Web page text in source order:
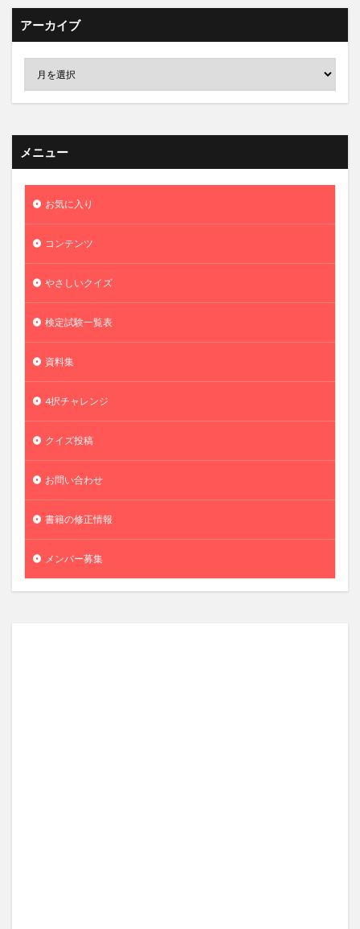
アーカイブ
メニュー
お気に入り
コンテンツ
やさしいクイズ
検定試験一覧表
資料集
4択チャレンジ
クイズ投稿
お問い合わせ
書籍の修正情報
メンバー募集